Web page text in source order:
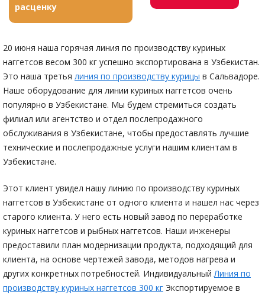
расценку
20 июня наша горячая линия по производству куриных
наггетсов весом 300 кг успешно экспортирована в Узбекистан.
Это наша третья линия по производству курицы в Сальвадоре.
Наше оборудование для линии куриных наггетсов очень
популярно в Узбекистане. Мы будем стремиться создать
филиал или агентство и отдел послепродажного
обслуживания в Узбекистане, чтобы предоставлять лучшие
технические и послепродажные услуги нашим клиентам в
Узбекистане.
Этот клиент увидел нашу линию по производству куриных
наггетсов в Узбекистане от одного клиента и нашел нас через
старого клиента. У него есть новый завод по переработке
куриных наггетсов и рыбных наггетсов. Наши инженеры
предоставили план модернизации продукта, подходящий для
клиента, на основе чертежей завода, методов нагрева и
других конкретных потребностей. Индивидуальный Линия по
производству куриных наггетсов 300 кг Экспортируемое в